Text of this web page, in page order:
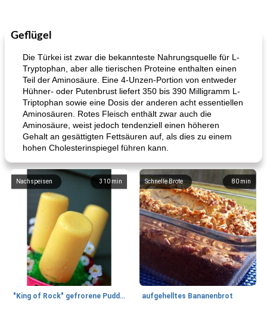
Geflügel
Die Türkei ist zwar die bekannteste Nahrungsquelle für L-
Tryptophan, aber alle tierischen Proteine ​​enthalten einen
Teil der Aminosäure. Eine 4-Unzen-Portion von entweder
Hühner- oder Putenbrust liefert 350 bis 390 Milligramm L-
Triptophan sowie eine Dosis der anderen acht essentiellen
Aminosäuren. Rotes Fleisch enthält zwar auch die
Aminosäure, weist jedoch tendenziell einen höheren
Gehalt an gesättigten Fettsäuren auf, als dies zu einem
hohen Cholesterinspiegel führen kann.
310 min
Nachspeisen
"King of Rock" gefrorene Pudding Pops
80 min
Schnelle Brote
aufgehelltes Bananenbrot